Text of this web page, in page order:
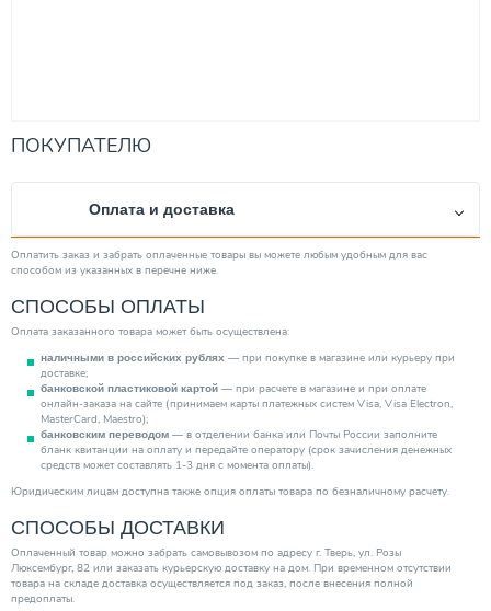
ПОКУПАТЕЛЮ
Оплата и доставка
Оплатить заказ и забрать оплаченные товары вы можете любым удобным для вас
способом из указанных в перечне ниже.
СПОСОБЫ ОПЛАТЫ
Оплата заказанного товара может быть осуществлена:
наличными в российских рублях — при покупке в магазине или курьеру при
доставке;
банковской пластиковой картой — при расчете в магазине и при оплате
онлайн-заказа на сайте (принимаем карты платежных систем Visa, Visa Electron,
MasterCard, Maestro);
банковским переводом — в отделении банка или Почты России заполните
бланк квитанции на оплату и передайте оператору (срок зачисления денежных
средств может составлять 1-3 дня с момента оплаты).
Юридическим лицам доступна также опция оплаты товара по безналичному расчету.
СПОСОБЫ ДОСТАВКИ
Оплаченный товар можно забрать самовывозом по адресу г. Тверь, ул. Розы
Люксембург, 82 или заказать курьерскую доставку на дом. При временном отсутствии
товара на складе доставка осуществляется под заказ, после внесения полной
предоплаты.